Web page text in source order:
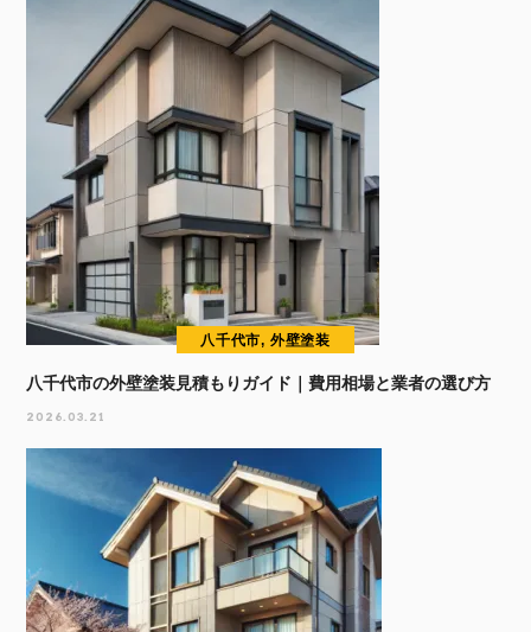
八千代市, 外壁塗装
八千代市の外壁塗装見積もりガイド｜費用相場と業者の選び方
2026.03.21